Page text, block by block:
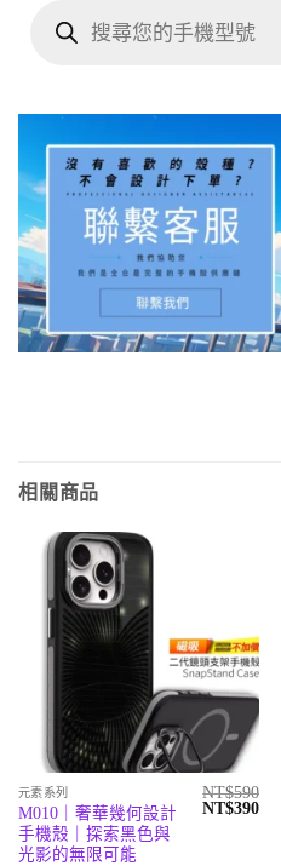
search
相關商品
元素系列
M010｜奢華幾何設計
手機殼｜探索黑色與
光影的無限可能
NT$590
原
NT$390目